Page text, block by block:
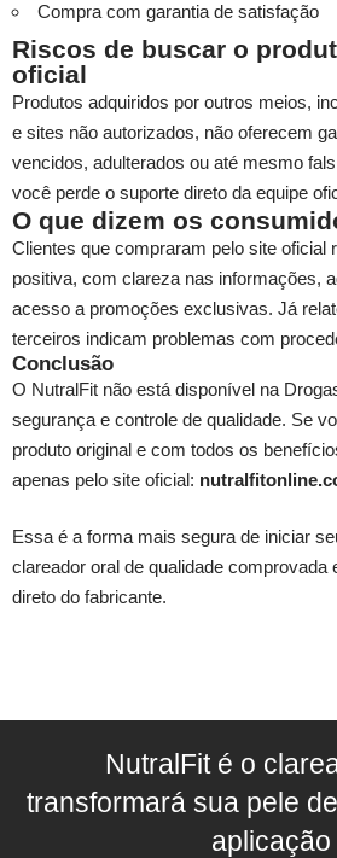
Compra com garantia de satisfação
Riscos de buscar o
oficial
Produtos adquiridos por outros meios,
e sites não autorizados, não oferecem
vencidos, adulterados ou até mesmo
você perde o suporte direto da equipe
O que dizem os
Clientes que compraram pelo site oficial
positiva, com clareza nas informações,
acesso a promoções exclusivas. Já
terceiros indicam problemas com
Conclusão
O NutralFit não está disponível na
segurança e controle de qualidade. Se
produto original e com todos os
apenas pelo site oficial:
Essa é a forma mais segura de iniciar
clareador oral de qualidade
direto do fabricante.
NutralFit é o
transformará sua pele
aplicação